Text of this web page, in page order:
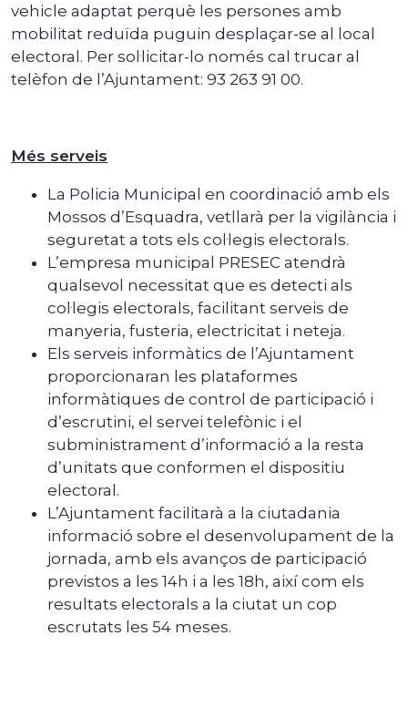
vehicle adaptat perquè les persones amb
mobilitat reduïda puguin desplaçar-se al local
electoral. Per sol·licitar-lo només cal trucar al
telèfon de l’Ajuntament: 93 263 91 00.
Més serveis
La Policia Municipal en coordinació amb els
Mossos d’Esquadra, vetllarà per la vigilància i
seguretat a tots els col·legis electorals.
L’empresa municipal PRESEC atendrà
qualsevol necessitat que es detecti als
col·legis electorals, facilitant serveis de
manyeria, fusteria, electricitat i neteja.
Els serveis informàtics de l’Ajuntament
proporcionaran les plataformes
informàtiques de control de participació i
d’escrutini, el servei telefònic i el
subministrament d’informació a la resta
d’unitats que conformen el dispositiu
electoral.
L’Ajuntament facilitarà a la ciutadania
informació sobre el desenvolupament de la
jornada, amb els avanços de participació
previstos a les 14h i a les 18h, així com els
resultats electorals a la ciutat un cop
escrutats les 54 meses.